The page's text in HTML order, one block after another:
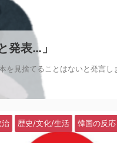
発表…」
を見捨てることはないと発言し
治 歴史/文化/生活 韓国の反応